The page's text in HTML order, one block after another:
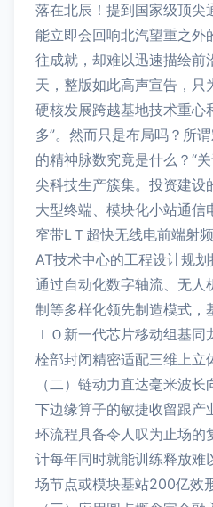
落在北辰！提到国家级顶尖
能立即会回响北汽望重之外
往成就，却难以迅速描绘前
天，整版如此高声宣告，只
硬核发展跨越基地技术重心
多”。然而只是布局吗？所
的精神脉数究竟是什么？“
尖科技生产簇集。投资建设
大型终端、模块化小站通信
窄带LＴ超快无线电前端射
AT技术中心的工程设计规
通过自动化数字轴流、无人
制等多样化领先制造模式，
ＩＯ新一代芯片移动组基
栓部封闭精密适配三维上立
（二）链动力直达毫米波
下边缘算子的敏捷收留跟产
环流程具备令人叹为止场的
计每年同时就能训练释放难
场节点或模块基站200亿效